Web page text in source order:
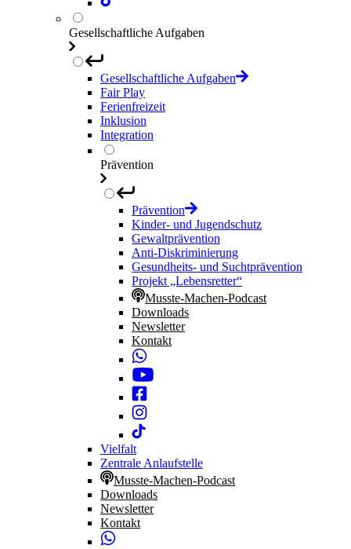
Gesellschaftliche Aufgaben
Gesellschaftliche Aufgaben
Fair Play
Ferienfreizeit
Inklusion
Integration
Prävention
Prävention
Kinder- und Jugendschutz
Gewaltprävention
Anti-Diskriminierung
Gesundheits- und Suchtprävention
Projekt „Lebensretter“
Musste-Machen-Podcast
Downloads
Newsletter
Kontakt
Vielfalt
Zentrale Anlaufstelle
Musste-Machen-Podcast
Downloads
Newsletter
Kontakt